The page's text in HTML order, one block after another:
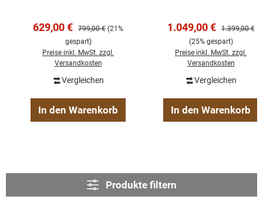
Verkaufspreis:
629,00 € Regulärer Preis:
799,00 € (21%
gespart)
Preise inkl. MwSt. zzgl.
Versandkosten
Vergleichen
In den Warenkorb
individuell &
hochwertig weiss
Verkaufspreis:
1.049,00 € Regulärer
1.399,00 €
(25% gespart)
Preise inkl. MwSt. zzgl.
Versandkosten
Vergleichen
In den Warenkorb
Produkte filtern